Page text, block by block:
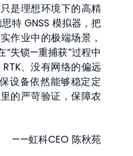
是理想环境下的高精
特 GNSS 模拟器，把
作业中的极端场景，
“失锁—重捕获”过程中
、没有网络的偏远
设备依然能够稳定定
的严苛验证，保障农
——虹科CEO 陈秋苑